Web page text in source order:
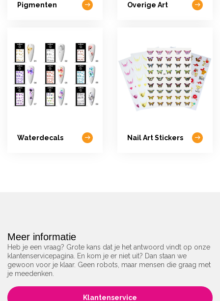
Pigmenten Overige Art
Waterdecals Nail Art Stickers
Meer informatie
Heb je een vraag? Grote kans dat je het antwoord vindt op onze
klantenservicepagina. En kom je er niet uit? Dan staan we
gewoon voor je klaar. Geen robots, maar mensen die graag met
je meedenken.
Klantenservice